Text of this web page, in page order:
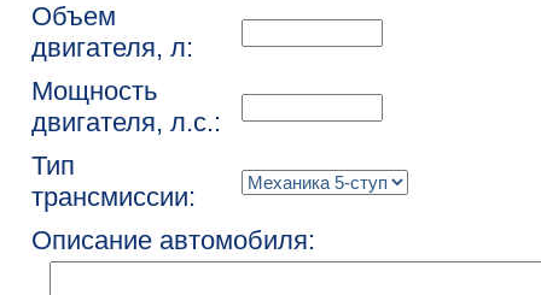
Объем
двигателя, л:
Мощность
двигателя, л.с.:
Тип
трансмиссии:
Описание автомобиля: